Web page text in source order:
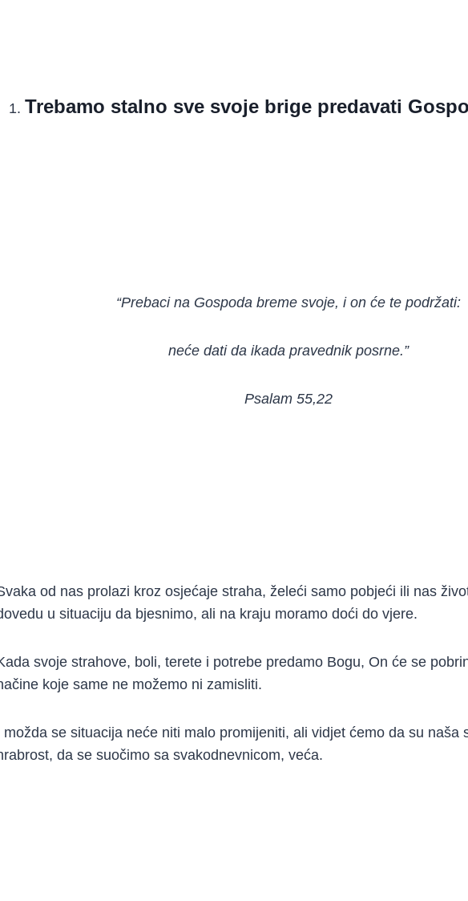
Trebamo stalno sve svoje brige predavati
“Prebaci na Gospoda breme svoje, i on će te podržati:
neće dati da ikada pravednik posrne.”
Psalam 55,22
od nas prolazi kroz osjećaje straha, želeći samo pobjeći ili nas
u situaciju da bjesnimo, ali na kraju moramo doći do vjere.
svoje strahove, boli, terete i potrebe predamo Bogu, On će se
koje same ne možemo ni zamisliti.
možda se situacija neće niti malo promijeniti, ali vidjet ćemo da su naša
da se suočimo sa svakodnevnicom, veća.